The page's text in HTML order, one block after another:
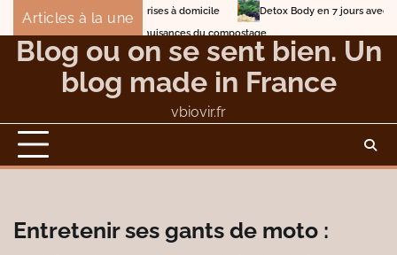
Skip
content
Articles à la une
Detox Body en 7 jours avec des nettoyants internes
Blog Marketing et entreprises à domicile
Blog ou on se sent bien. Un
blog made in France
vbiovir.fr
Entretenir ses gants de moto :